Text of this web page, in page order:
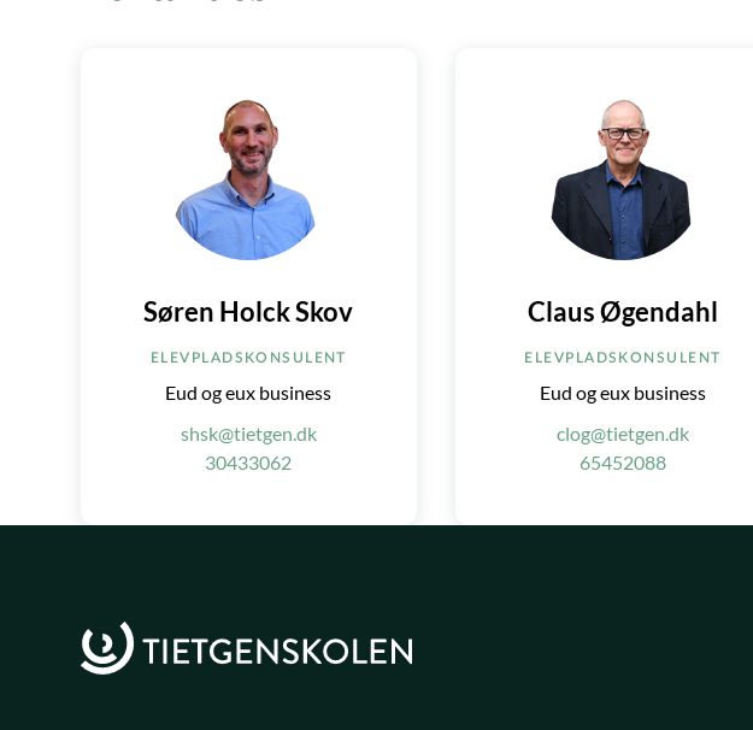
Søren Holck Skov
ELEVPLADSKONSULENT
Eud og eux business
shsk@tietgen.dk
30433062
Claus Øgendahl
ELEVPLADSKONSULENT
Eud og eux business
clog@tietgen.dk
65452088